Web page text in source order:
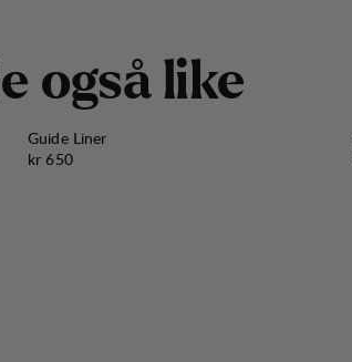
e også like
Guide Liner
Pris:
kr 650